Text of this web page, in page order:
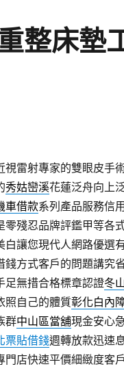
整床墊
視雷射專家的雙眼皮手
秀姑巒溪花蓮泛舟向上
車借款系列產品服務信
零殘忍品牌評鑑甲等各
白讓您現代人網路優選
錢方式客戶的問題講究
足無措合格標章認證冬
照自己的體質彰化白內
群中山區當舖現金安心
票貼借錢週轉放款迅速
門店快速平價細緻度客